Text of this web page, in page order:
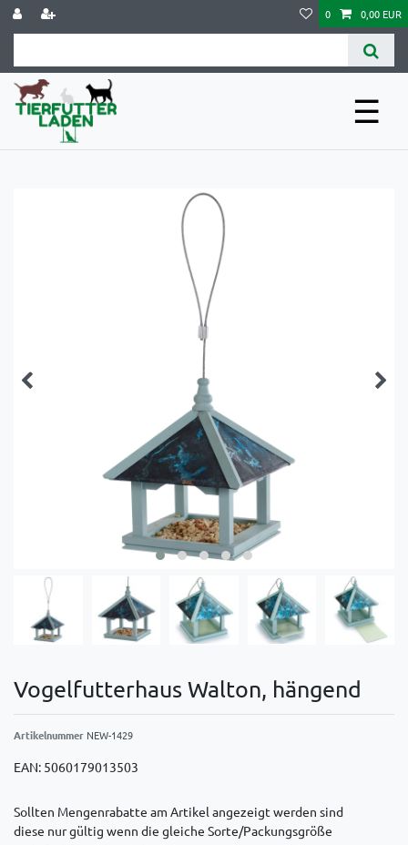
0 0,00 EUR
☰
Vogelfutterhaus Walton, hängend
Artikelnummer NEW-1429
EAN: 5060179013503
Sollten Mengenrabatte am Artikel angezeigt werden sind
diese nur gültig wenn die gleiche Sorte/Packungsgröße